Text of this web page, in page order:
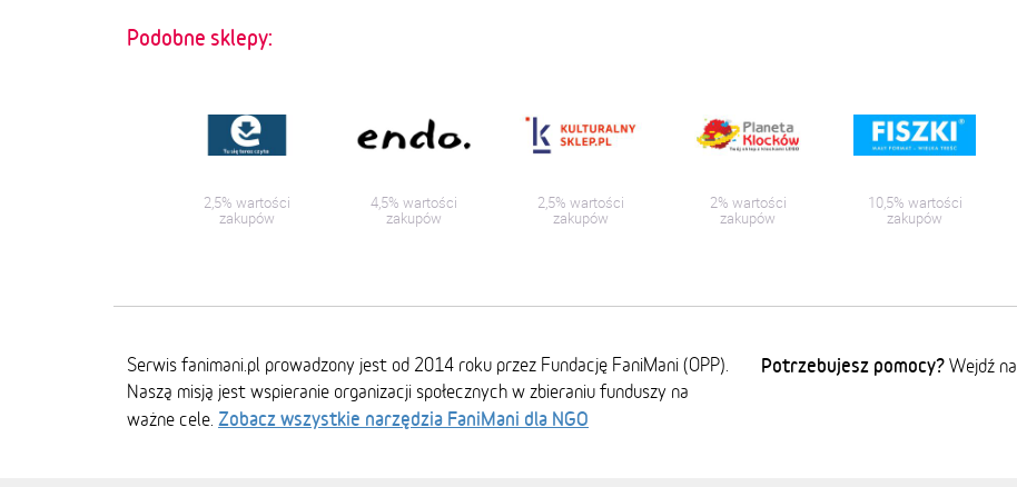
Podobne sklepy:
2,5% wartości
zakupów
4,5% wartości
zakupów
2,5% wartości
zakupów
2% wartości
zakupów
10,5% wartości
zakupów
Serwis fanimani.pl prowadzony jest od 2014 roku przez Fundację FaniMani (OPP).
Naszą misją jest wspieranie organizacji społecznych w zbieraniu funduszy na
ważne cele. Zobacz wszystkie narzędzia FaniMani dla NGO
Potrzebujesz pomocy? Wejdź na